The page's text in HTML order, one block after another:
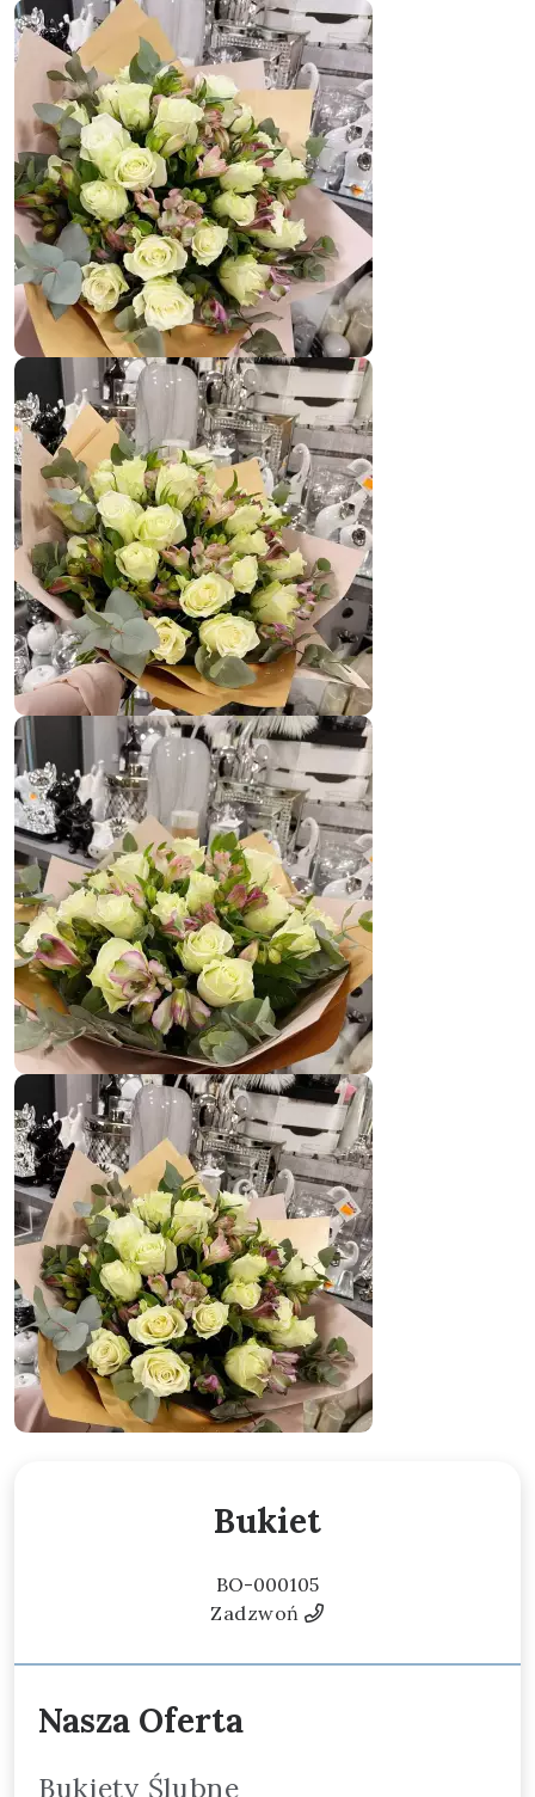
Bukiet
BO-000105
Zadzwoń
Nasza Oferta
Bukiety Ślubne